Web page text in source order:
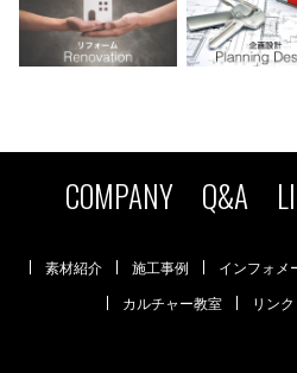
COMPANY Q&A
素材紹介 施工事例 インフォメ
カルチャー教室
リンク